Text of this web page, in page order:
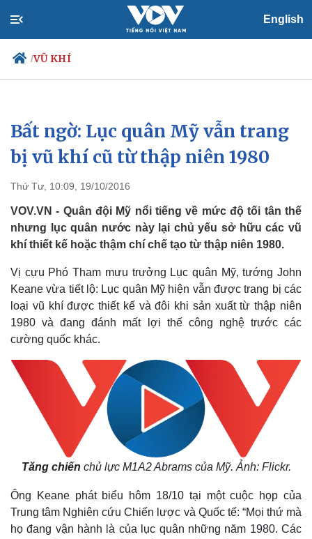
English
/VŨ KHÍ
Chính trị
Đảng
Tổ chức nhân sự
Nhận diện sự thật
Xã hội
Tin 24h
Dự báo thời tiết
Việc làm
Biển đảo
Bất ngờ: Lục quân Mỹ vẫn trang
bị vũ khí cũ từ thập niên 1980
Thứ Tư, 10:09, 19/10/2016
VOV.VN - Quân đội Mỹ nổi tiếng về mức độ tối tân thế
nhưng lục quân nước này lại chủ yếu sở hữu các vũ
khí thiết kế hoặc thậm chí chế tạo từ thập niên 1980.
Vị cựu Phó Tham mưu trưởng Lục quân Mỹ, tướng John
Keane vừa tiết lộ: Lục quân Mỹ hiện vẫn được trang bị các
loại vũ khí được thiết kế và đôi khi sản xuất từ thập niên
1980 và đang đánh mất lợi thế công nghệ trước các
cường quốc khác.
Tăng chiến chủ lực M1A2 Abrams của Mỹ. Ảnh: Flickr.
Ông Keane phát biểu hôm 18/10 tại một cuộc họp của
Trung tâm Nghiên cứu Chiến lược và Quốc tế: “Mọi thứ mà
họ đang vận hành là của lục quân những năm 1980. Các